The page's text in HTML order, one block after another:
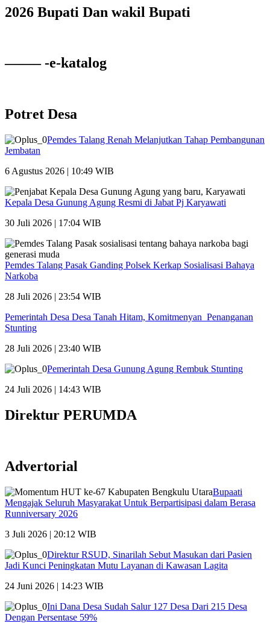
2026 Bupati Dan wakil Bupati
——– -e-katalog
Potret Desa
Pemdes Talang Renah Melanjutkan Tahap Pembangunan
Jembatan
6 Agustus 2026 | 10:49 WIB
Kepala Desa Gunung Agung Resmi di Jabat Pj Karyawati
30 Juli 2026 | 17:04 WIB
Pemdes Talang Pasak Ganding Polsek Kerkap Sosialisasi Bahaya
Narkoba
28 Juli 2026 | 23:54 WIB
Pemerintah Desa Desa Tanah Hitam, Komitmenyan Penanganan
Stunting
28 Juli 2026 | 23:40 WIB
Pemerintah Desa Gunung Agung Rembuk Stunting
24 Juli 2026 | 14:43 WIB
Direktur PERUMDA
Advertorial
Bupaati
Mengajak Seluruh Masyarakat Untuk Berpartisipasi dalam Berasa
Runniversary 2026
3 Juli 2026 | 20:12 WIB
Direktur RSUD, Sinarilah Sebut Masukan dari Pasien
Jadi Kunci Peningkatan Mutu Layanan di Kawasan Lagita
24 Juni 2026 | 14:23 WIB
Ini Dana Desa Sudah Salur 127 Desa Dari 215 Desa
Dengan Persentase 59%